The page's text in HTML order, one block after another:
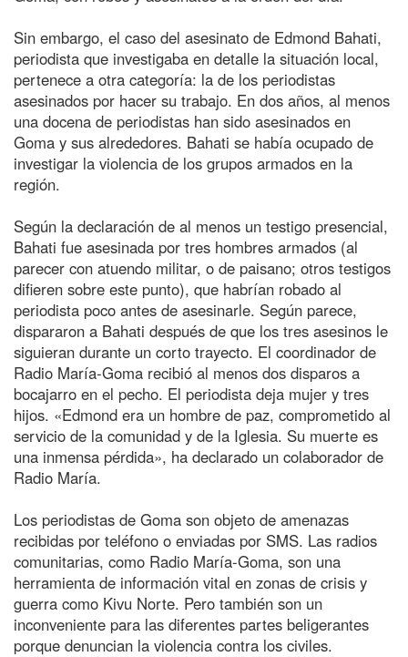
Sin embargo, el caso del asesinato de Edmond Bahati,
periodista que investigaba en detalle la situación local,
pertenece a otra categoría: la de los periodistas
asesinados por hacer su trabajo. En dos años, al menos
una docena de periodistas han sido asesinados en
Goma y sus alrededores. Bahati se había ocupado de
investigar la violencia de los grupos armados en la
región.
Según la declaración de al menos un testigo presencial,
Bahati fue asesinada por tres hombres armados (al
parecer con atuendo militar, o de paisano; otros testigos
difieren sobre este punto), que habrían robado al
periodista poco antes de asesinarle. Según parece,
dispararon a Bahati después de que los tres asesinos le
siguieran durante un corto trayecto. El coordinador de
Radio María-Goma recibió al menos dos disparos a
bocajarro en el pecho. El periodista deja mujer y tres
hijos. «Edmond era un hombre de paz, comprometido al
servicio de la comunidad y de la Iglesia. Su muerte es
una inmensa pérdida», ha declarado un colaborador de
Radio María.
Los periodistas de Goma son objeto de amenazas
recibidas por teléfono o enviadas por SMS. Las radios
comunitarias, como Radio María-Goma, son una
herramienta de información vital en zonas de crisis y
guerra como Kivu Norte. Pero también son un
inconveniente para las diferentes partes beligerantes
porque denuncian la violencia contra los civiles.